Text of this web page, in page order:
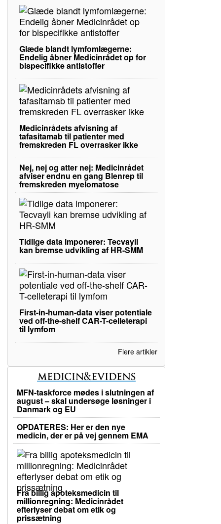
Glæde blandt lymfomlægerne:
Endelig åbner Medicinrådet op for
bispecifikke antistoffer
Medicinrådets afvisning af
tafasitamab til patienter med
fremskreden FL overrasker ikke
Nej, nej og atter nej: Medicinrådet
afviser endnu en gang Blenrep til
fremskreden myelomatose
Tidlige data imponerer: Tecvayli
kan bremse udvikling af HR-SMM
First-in-human-data viser potentiale
ved off-the-shelf CAR-T-celleterapi
til lymfom
Flere artikler
MFN-taskforce mødes i slutningen af
august – skal undersøge løsninger i
Danmark og EU
OPDATERES: Her er den nye
medicin, der er på vej gennem EMA
Fra billig apoteksmedicin til
millionregning: Medicinrådet
efterlyser debat om etik og
prissætning